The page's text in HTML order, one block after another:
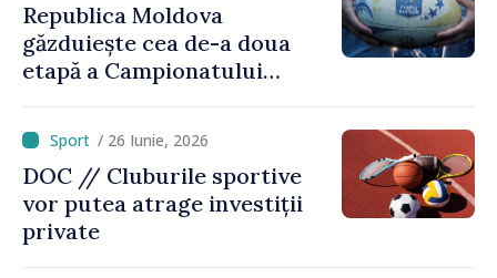
Republica Moldova
găzduiește cea de-a doua
etapă a Campionatului
/ 26 Iunie, 2026
DOC // Cluburile sportive
vor putea atrage investiții
private